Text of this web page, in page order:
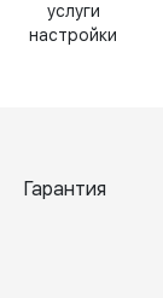
услуги
настройки
Гарантия